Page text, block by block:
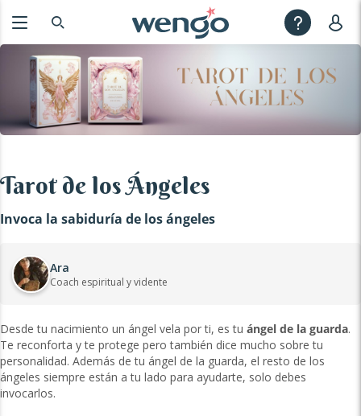
Tarot de los Ángeles
Invoca la sabiduría de los ángeles
Ara
Coach espiritual y vidente
Desde tu nacimiento un ángel vela por ti, es tu ángel de la guarda.
Te reconforta y te protege pero también dice mucho sobre tu
personalidad. Además de tu ángel de la guarda, el resto de los
ángeles siempre están a tu lado para ayudarte, solo debes
invocarlos.